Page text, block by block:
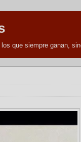
que siempre ganan,